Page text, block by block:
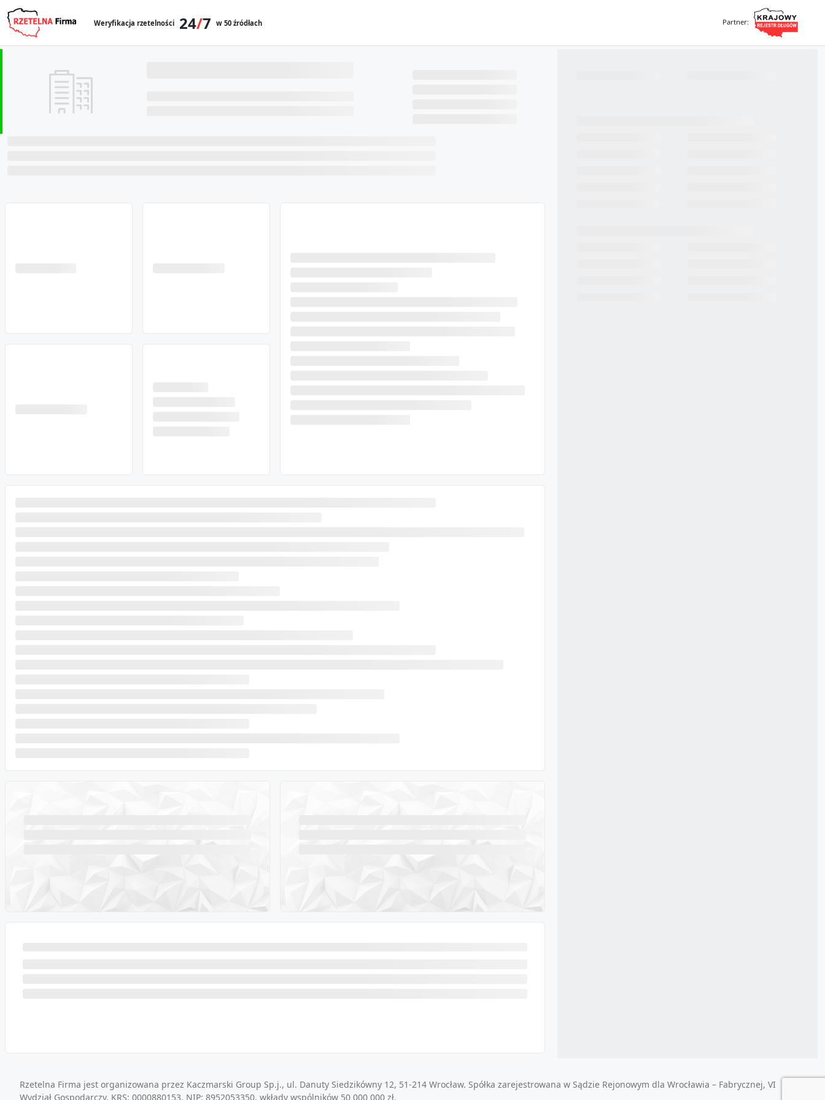
Weryfikacja rzetelności 24/7 w 50 źródłach Partner:
Rzetelna Firma jest organizowana przez Kaczmarski Group Sp.j., ul. Danuty Siedzikówny 12, 51-214 Wrocław. Spółka zarejestrowana w Sądzie Rejonowym dla Wrocławia – Fabrycznej, VI
Wydział Gospodarczy, KRS: 0000880153, NIP: 8952053350, wkłady wspólników 50 000 000 zł.